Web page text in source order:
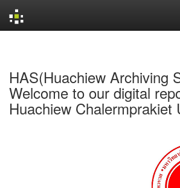
HAS(Huachiew Archiving
Welcome to our digital
Huachiew Chalermprakiet